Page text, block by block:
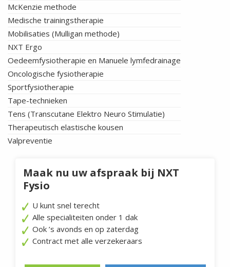
McKenzie methode
Medische trainingstherapie
Mobilisaties (Mulligan methode)
NXT Ergo
Oedeemfysiotherapie en Manuele lymfedrainage
Oncologische fysiotherapie
Sportfysiotherapie
Tape-technieken
Tens (Transcutane Elektro Neuro Stimulatie)
Therapeutisch elastische kousen
Valpreventie
Maak nu uw afspraak bij NXT
Fysio
U kunt snel terecht
Alle specialiteiten onder 1 dak
Ook ’s avonds en op zaterdag
Contract met alle verzekeraars